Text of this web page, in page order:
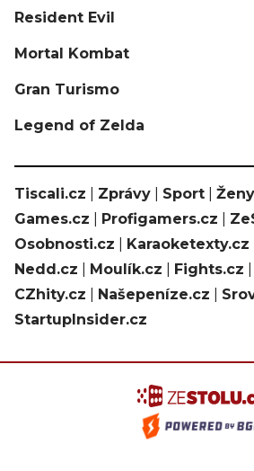
Resident Evil
Mortal Kombat
Gran Turismo
Legend of Zelda
Tiscali.cz Zprávy Sport Ženy
Games.cz
Profigamers.cz
Osobnosti.cz
Karaoketexty.cz
Nedd.cz
Moulík.cz Fights.cz
CZhity.cz
Našepeníze.cz
StartupInsider.cz